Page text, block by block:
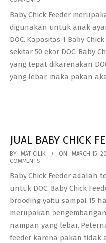
03-
15
Baby Chick Feeder
digunakan untuk anak
DOC. Kapasitas 1 Baby
sekitar 50 ekor DOC. Baby
yang tepat dikarenakan
yang lebar, maka pakan
JUAL BABY CHICK
2018-
03-
15
BY: MAT CILIK ON: MARCH 15,
COMMENTS
Baby Chick Feeder adalah
untuk DOC. Baby Chick
brooding yaitu sampai 15
merupakan
nampan yang lebar.
feeder karena pakan tidak